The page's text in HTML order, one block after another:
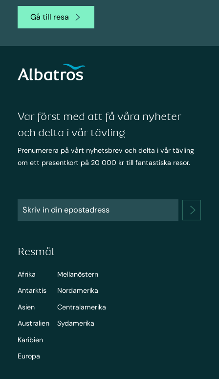
Gå till resa
Var först med att få våra nyheter
och delta i vår tävling
Prenumerera på vårt nyhetsbrev och delta i vår tävling
om ett presentkort på 20 000 kr till fantastiska resor.
Resmål
Afrika
Antarktis
Asien
Australien
Karibien
Europa
Mellanöstern
Nordamerika
Centralamerika
Sydamerika